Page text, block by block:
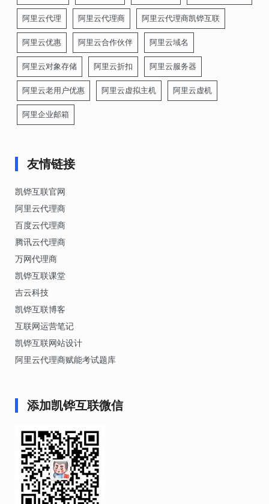
阿里云代理 阿里云代理商 阿里云代理商凯铧互联
阿里云优惠 阿里云合作伙伴 阿里云域名
阿里云对象存储 阿里云折扣 阿里云服务器
阿里云老用户优惠 阿里云虚拟主机 阿里云虚机
阿里企业邮箱
友情链接
凯铧互联官网
阿里云代理商
百度云代理商
腾讯云代理商
万网代理商
凯铧互联课堂
吉云科技
凯铧互联博客
互联网运营笔记
凯铧互联网站设计
阿里云代理商赋能考试题库
添加凯铧互联微信